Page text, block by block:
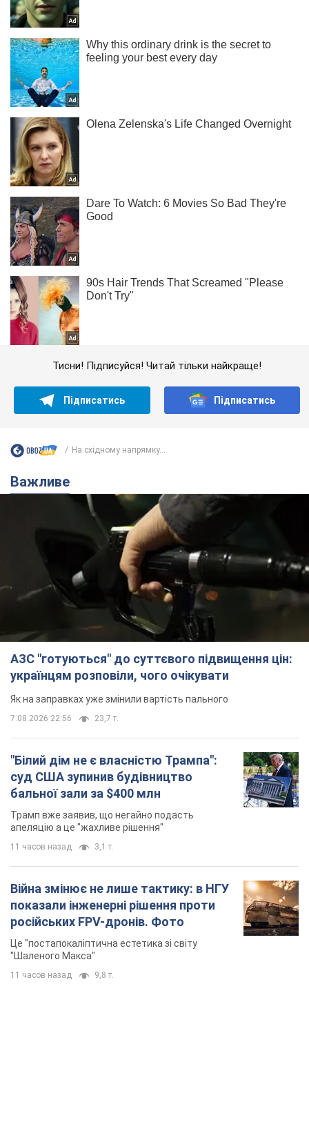
Тисни! Підписуйся! Читай тільки найкраще!
Підписатись Підписатись
На східному напрямку...
Важливе
АЗС "готуються" до суттєвого підвищення цін:
українцям розповіли, чого очікувати
Як на заправках уже змінили вартість пального
7.08.2026 22:56 23,7 т.
"Білий дім не є власністю Трампа":
суд США зупинив будівництво
бальної зали за $400 млн
Трамп вже заявив, що негайно подасть
апеляцію а це "жахливе рішення"
11 часов назад 3,1 т.
Війна змінює не лише тактику: в НГУ
показали інженерні рішення проти
російських FPV-дронів. Фото
Це "постапокаліптична естетика зі світу
"Шаленого Макса"
11 часов назад 9,8 т.